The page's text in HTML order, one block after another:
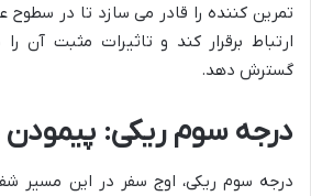
تمرین کننده را قادر می سازد تا در سطوح
ارتباط برقرار کند و تاثیرات مثبت آن
گسترش دهد.
درجه سوم ریکی:
درجه سوم ریکی، اوج سفر در این مسیر